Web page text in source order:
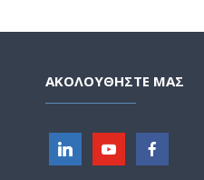
ΑΚΟΛΟΥΘΗΣΤΕ ΜΑΣ